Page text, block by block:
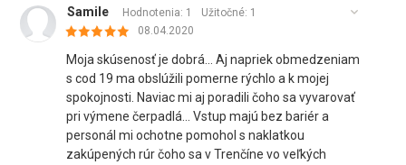
Samile Hodnotenia: 1 Užitočné: 1
08.04.2020
Moja skúsenosť je dobrá... Aj napriek obmedzeniam
s cod 19 ma obslúžili pomerne rýchlo a k mojej
spokojnosti. Naviac mi aj poradili čoho sa vyvarovať
pri výmene čerpadlá... Vstup majú bez bariér a
personál mi ochotne pomohol s naklatkou
zakúpených rúr čoho sa v Trenčíne vo veľkých